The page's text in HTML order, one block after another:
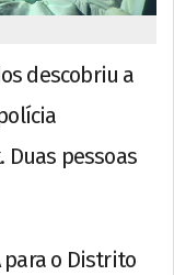
descobriu a
Duas pessoas
para o Distrito